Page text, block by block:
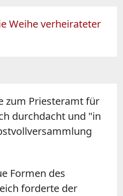
Weihe verheirateter
zum Priesteramt für
durchdacht und "in
Formen des
forderte der